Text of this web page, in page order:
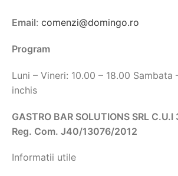
Email: comenzi@domingo.ro
Program
Luni – Vineri: 10.00 – 18.00 Sambata
inchis
GASTRO BAR SOLUTIONS SRL
Reg. Com. J40/13076/2012
Informatii utile